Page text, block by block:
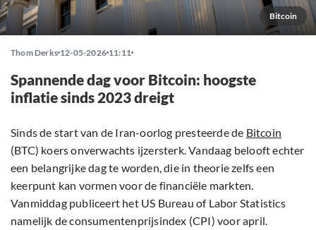
Bitcoin
Thom Derks 12-05-2026 11:11
Spannende dag voor Bitcoin: hoogste
inflatie sinds 2023 dreigt
Sinds de start van de Iran-oorlog presteerde de Bitcoin
(BTC) koers onverwachts ijzersterk. Vandaag belooft echter
een belangrijke dag te worden, die in theorie zelfs een
keerpunt kan vormen voor de financiële markten.
Vanmiddag publiceert het US Bureau of Labor Statistics
namelijk de consumentenprijsindex (CPI) voor april.